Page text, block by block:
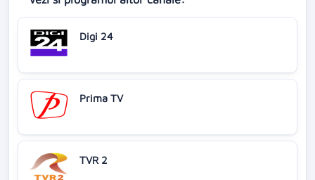
Digi 24
Prima TV
TVR 2